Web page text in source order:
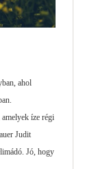
ahol
íze régi
Judit
Jó, hogy